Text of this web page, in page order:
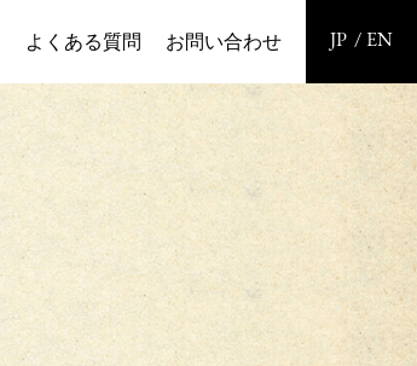
よくある質問 お問い合わせ JP EN